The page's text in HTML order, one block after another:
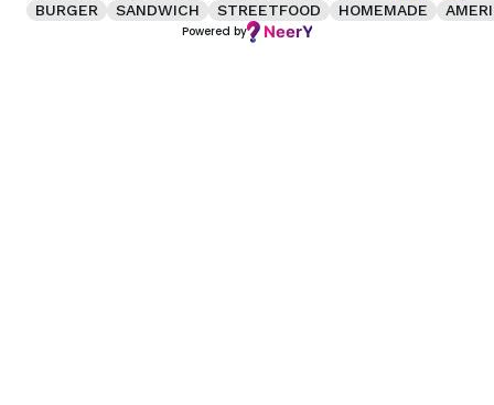
BURGER SANDWICH STREETFOOD HOMEMADE
Powered by